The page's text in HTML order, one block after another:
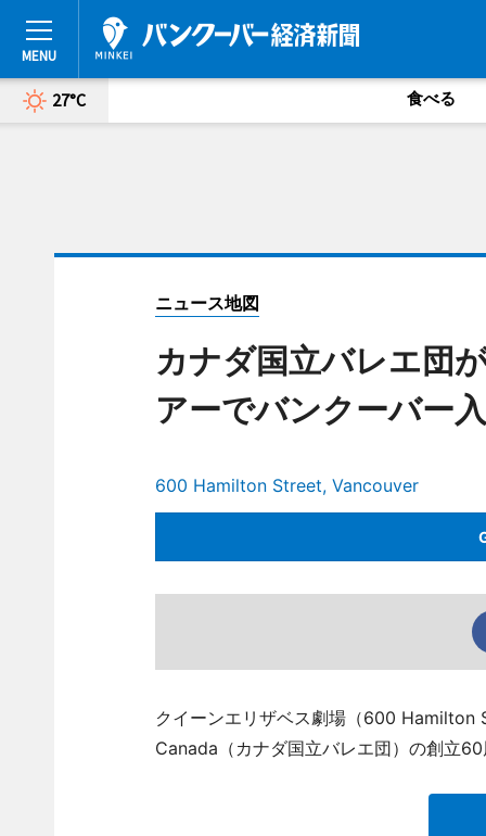
27°C 食べる
ニュース地図
カナダ国立バレエ団
アーでバンクーバー
600 Hamilton Street, Vancouver
クイーンエリザベス劇場（600
Canada（カナダ国立バレエ団）の創立